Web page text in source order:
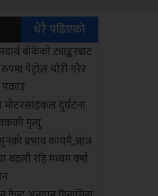
धेरै पढिएको
बोकेको ट्याङ्करबाट
पेट्रोल चोरी गरेर
दुर्घटना
मृत्यु
प्रभाव कायमै,आज
बदली रहि मध्यम वर्षा